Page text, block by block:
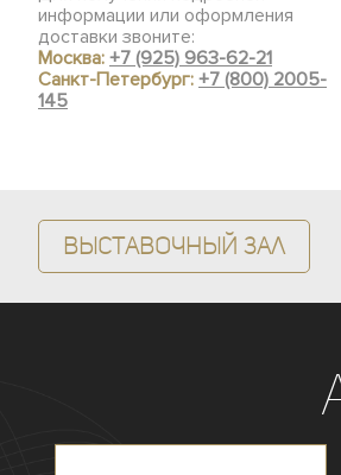
информации или оформления
доставки звоните:
Москва: +7 (925) 963-62-21
Санкт-Петербург: +7 (800) 2005-
145
Выставочный зал